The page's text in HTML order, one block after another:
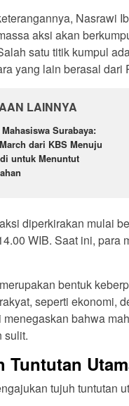
Nasrawi
aksi akan
satu titik kumpul
yang lain berasal dari
LAINNYA
Mahasiswa Surabaya:
dari KBS Menuju
untuk Menuntut
diperkirakan mulai
WIB. Saat ini, para
bentuk
seperti ekonomi,
menegaskan bahwa
sulit.
Tuntutan
tujuh tuntutan